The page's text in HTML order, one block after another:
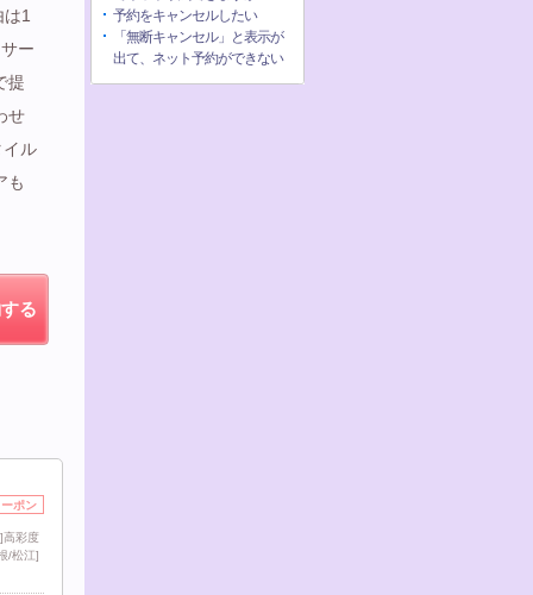
1
ー
提
せ
イル
も
る
ポン
高彩度
/松江]
予約をキャンセルしたい
「無断キャンセル」と表示が
出て、ネット予約ができない